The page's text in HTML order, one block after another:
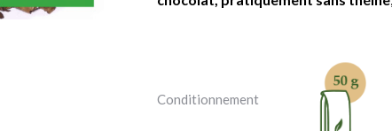
Conditionnement